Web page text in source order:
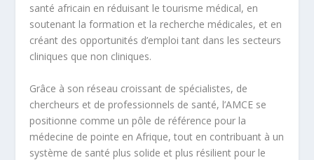
santé africain en réduisant le tourisme médical, en
soutenant la formation et la recherche médicales, et en
créant des opportunités d’emploi tant dans les secteurs
cliniques que non cliniques.
Grâce à son réseau croissant de spécialistes, de
chercheurs et de professionnels de santé, l’AMCE se
positionne comme un pôle de référence pour la
médecine de pointe en Afrique, tout en contribuant à un
système de santé plus solide et plus résilient pour le